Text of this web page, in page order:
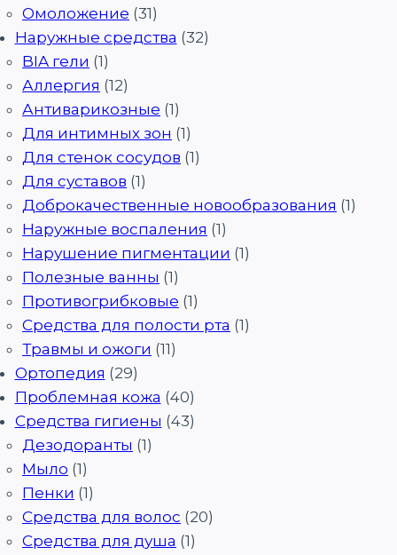
Омоложение (31)
Наружные средства (32)
BIA гели (1)
Аллергия (12)
Антиварикозные (1)
Для интимных зон (1)
Для стенок сосудов (1)
Для суставов (1)
Доброкачественные новообразования (1)
Наружные воспаления (1)
Нарушение пигментации (1)
Полезные ванны (1)
Противогрибковые (1)
Средства для полости рта (1)
Травмы и ожоги (11)
Ортопедия (29)
Проблемная кожа (40)
Средства гигиены (43)
Дезодоранты (1)
Мыло (1)
Пенки (1)
Средства для волос (20)
Средства для душа (1)